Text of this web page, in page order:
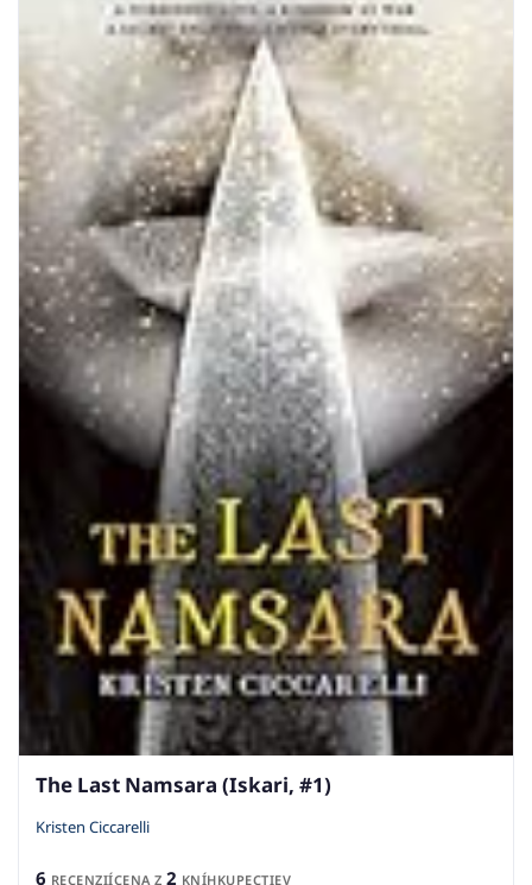
The Last Namsara (Iskari, #1)
Kristen Ciccarelli
6 RECENZIÍCENA Z 2 KNÍHKUPECTIEV